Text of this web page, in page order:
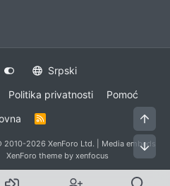
Srpski
Politika privatnosti
Pomoć
R
S
2010-2026 XenForo Ltd.
Media embeds
XenForo theme by xenfocus
Dno